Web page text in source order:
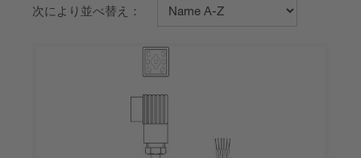
次により並べ替え：